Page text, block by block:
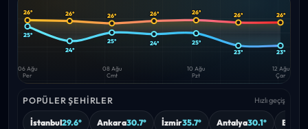
—
Düşük
—
26°
25°
26°
24°
26°
25°
26°
24°
26°
25°
26°
23°
26°
23°
06 Ağu
Per
08 Ağu
Cmt
10 Ağu
Pzt
12 Ağu
Çar
POPÜLER ŞEHIRLER Hızlı geçiş
İstanbul29.6° Ankara30.7° İzmir35.7° Antalya30.1° Bursa